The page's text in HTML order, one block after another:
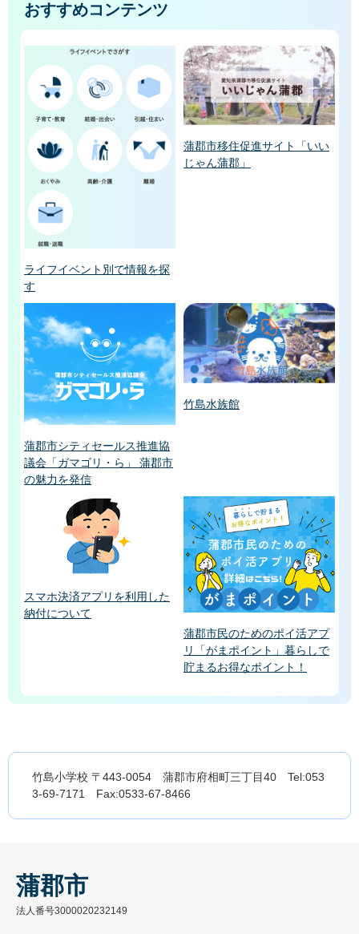
おすすめコンテンツ
ライフイベント別で情報を探
す
蒲郡市移住促進サイト「いい
じゃん蒲郡」
蒲郡市シティセールス推進協
議会「ガマゴリ・ら」 蒲郡市
の魅力を発信
竹島水族館
スマホ決済アプリを利用した
納付について
蒲郡市民のためのポイ活アプ
リ「がまポイント」暮らしで
貯まるお得なポイント！
竹島小学校 〒443-0054 蒲郡市府相町三丁目40 Tel:053
3-69-7171 Fax:0533-67-8466
蒲郡市
法人番号3000020232149